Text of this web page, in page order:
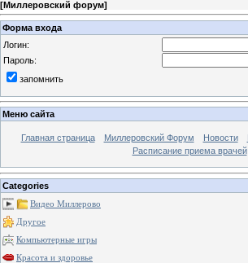
[Миллеровский форум]
Форма входа
Логин:
Пароль:
запомнить
Меню сайта
Главная страница Миллеровский Форум Новости
Расписание приема врачей
Categories
Видео Миллерово
Другое
Компьютерные игры
Красота и здоровье